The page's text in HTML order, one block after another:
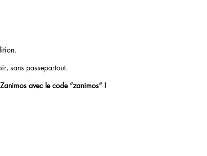
sans passepartout.
avec le code “zanimos” !